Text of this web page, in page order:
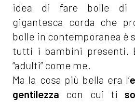
idea di fare bolle di
gigantesca corda che
bolle in contemporanea è
tutti i bambini presenti.
“adulti” come me.
Ma la cosa più bella era l’
gentilezza con cui ti